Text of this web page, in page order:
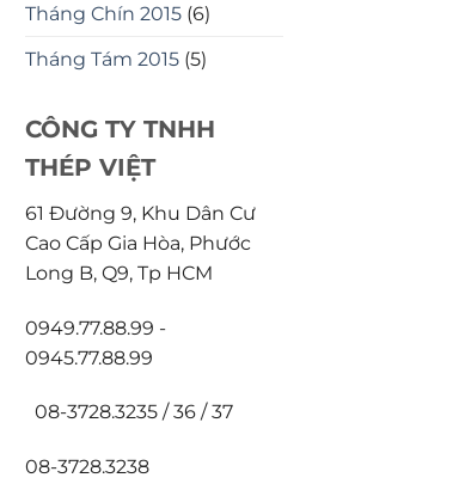
Tháng Chín 2015(6)
Tháng Tám 2015(5)
CÔNG TY TNHH
THÉP VIỆT
61 Đường 9, Khu Dân Cư
Cao Cấp Gia Hòa, Phước
Long B, Q9, Tp HCM
0949.77.88.99 -
0945.77.88.99
08-3728.3235 / 36 / 37
08-3728.3238